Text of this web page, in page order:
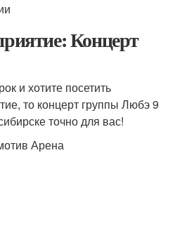
Концерт
и хотите посетить
то концерт группы Любэ 9
точно для вас!
Арена